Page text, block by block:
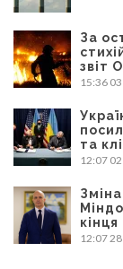
За
звіт
15:36
та
12:07
кінця
12:07